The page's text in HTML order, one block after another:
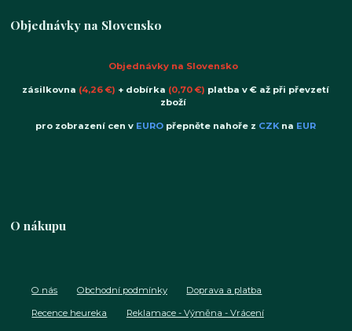
Objednávky na Slovensko
Objednávky na Slovensko
zásilkovna (4,26 €) + dobírka (0,70 €) platba v € až při převzetí
zboží
pro zobrazení cen v EURO přepněte nahoře z CZK na EUR
O nákupu
O nás Obchodní podmínky Doprava a platba
Recence heureka Reklamace - Výměna - Vrácení